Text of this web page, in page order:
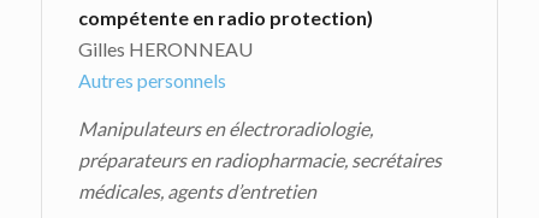
compétente en radio protection)
Gilles HERONNEAU
Autres personnels
Manipulateurs en électroradiologie,
préparateurs en radiopharmacie, secrétaires
médicales, agents d’entretien